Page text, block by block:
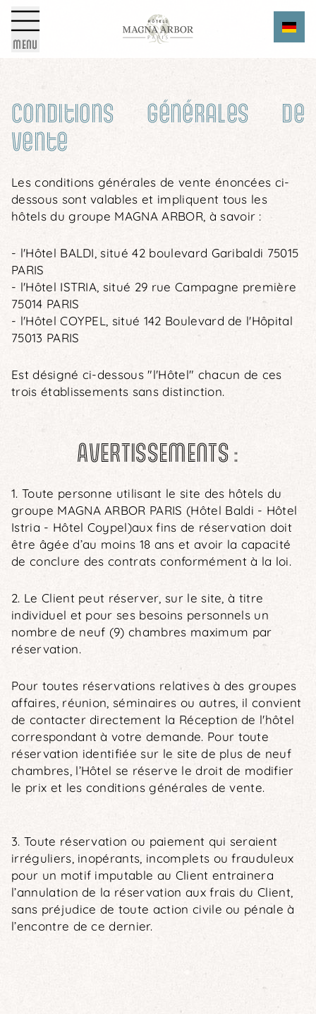
MENU
DIE GRUPPE
UNSER NACHHALTIGES
ENGAGEMENT
AKTUELLES
FAQ
Wähle dein hotel aus
Anzahl der personen
- +
Gutscheincode
VERFÜGBARKEIT PRÜFEN
Conditions générales de
vente
Les conditions générales de vente énoncées ci-
dessous sont valables et impliquent tous les
hôtels du groupe MAGNA ARBOR, à savoir :
- l'Hôtel BALDI, situé 42 boulevard Garibaldi 75015
PARIS
- l'Hôtel ISTRIA, situé 29 rue Campagne première
75014 PARIS
- l'Hôtel COYPEL, situé 142 Boulevard de l'Hôpital
75013 PARIS
Est désigné ci-dessous "l'Hôtel" chacun de ces
trois établissements sans distinction.
AVERTISSEMENTS :
1. Toute personne utilisant le site des hôtels du
groupe MAGNA ARBOR PARIS (Hôtel Baldi - Hôtel
Istria - Hôtel Coypel)aux fins de réservation doit
être âgée d’au moins 18 ans et avoir la capacité
de conclure des contrats conformément à la loi.
2. Le Client peut réserver, sur le site, à titre
individuel et pour ses besoins personnels un
nombre de neuf (9) chambres maximum par
réservation.
Pour toutes réservations relatives à des groupes
affaires, réunion, séminaires ou autres, il convient
de contacter directement la Réception de l'hôtel
correspondant à votre demande. Pour toute
réservation identifiée sur le site de plus de neuf
chambres, l’Hôtel se réserve le droit de modifier
le prix et les conditions générales de vente.
3. Toute réservation ou paiement qui seraient
irréguliers, inopérants, incomplets ou frauduleux
pour un motif imputable au Client entrainera
l’annulation de la réservation aux frais du Client,
sans préjudice de toute action civile ou pénale à
l’encontre de ce dernier.
Cookie-Einstellungen